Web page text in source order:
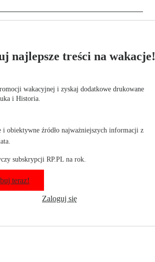
najlepsze treści na wakacje!
wakacyjnej i zyskaj dodatkowe drukowane
i Historia.
i obiektywne źródło najważniejszych informacji z
subskrypcji RP.PL na rok.
teraz!
Zaloguj się